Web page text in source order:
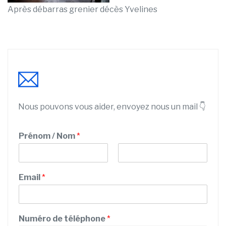
Après débarras grenier décès Yvelines
Nous pouvons vous aider, envoyez nous un mail 👇
Prénom / Nom*
r
é
m
Email*
Numéro de téléphone*